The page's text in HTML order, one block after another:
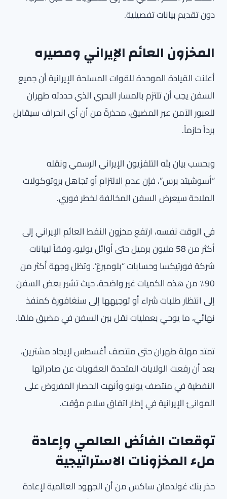
دون تقديم بيانات تفصيلية.
المخزون العائم الإيراني ومصيره
أعلنت القيادة الموحدة للقوات المسلحة الإيرانية أن جميع
السفن يجب أن تلتزم بالمسار البحري الذي حددته طهران
للعبور الآمن عبر المضيق، محذرةً من أن أي انحراف سيقابل
برداً حازماً.
وبحسب بيان بثه التلفزيون الإيراني الرسمي ونقله
“أسوشيتد برس”، فإن عدم الالتزام أو تجاهل بروتوكولات
الملاحة سيعرض السفن المخالفة لخطر فوري.
في الوقت نفسه، ارتفع مخزون النفط العائم الإيراني إلى
أكثر من 58 مليون برميل حتى أوائل يوليو، وفقاً لبيانات
شركة فورتيكسا وحسابات “بلومبرغ”. وتظل وجهة أكثر من
90٪ من هذه الكميات غير واضحة، حيث تشير بعض السفن
إلى انتظار طلبات شراء أو توجيهها إلى سنغافورة كمنفذ
نهائي، ما يوحي بعمليات نقل بين السفن في مضيق ملقا.
تمتد مهلة طهران حتى منتصف أغسطس لإيجاد مشترين،
بعد أن رفعت الولايات المتحدة العقوبات عن صادراتها
النفطية في منتصف يونيو وأنهت الحصار المفروض على
الموانئ الإيرانية في إطار اتفاق سلام مؤقت.
توقعات الفائض العالمي وإعادة
ملء المخزونات الاستراتيجية
حذر بنك غولدمان ساكس من أن الجهود العالمية لإعادة